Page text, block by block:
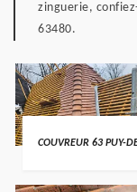
zinguerie,
63480.
COUVREUR 63 PUY-